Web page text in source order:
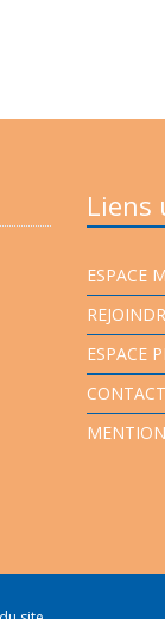
Liens
ESPACE
ESPACE
CONTACT